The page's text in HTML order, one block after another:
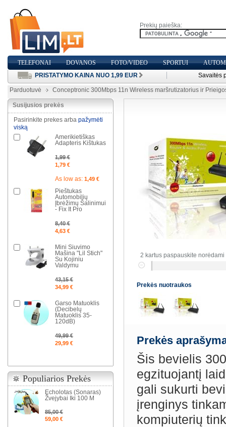
Prekių paieška:
TELEFONAI DOVANOS FOTO/VIDEO SPORTUI
PRISTATYMO KAINA NUO 1,99 EUR
Savaitės
Parduotuvė Conceptronic 300Mbps 11n Wireless maršrutizatorius ir
2 kartus paspauskite
Prekės nuotraukos
Prekės
Šis bevielis
egzituojantį
gali sukurti
įrenginys
kompiuterių
Susijusios prekės
Pasirinkite prekes arba pažymėti
viską
Amerikietiškas
Adapteris Kištukas
1,99 €
1,79 €
As low as: 1,49 €
Pieštukas
Automobilių
Įbrėžimų Šalinimui
- Fix It Pro
8,40 €
4,63 €
Mini Siuvimo
Mašina "Lil Stich"
Su Kojiniu
Valdymu
43,15 €
34,99 €
Garso Matuoklis
(Decibelų
Matuoklis 35-
120dB)
49,99 €
29,99 €
Populiarios Prekės
Echolotas (Sonaras)
Žvejybai Iki 100 M
85,00 €
59,00 €